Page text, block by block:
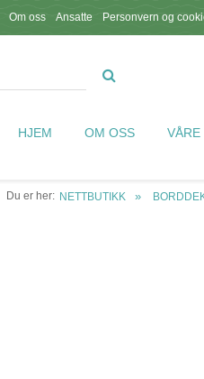
Om oss Ansatte Personvern og
HJEM OM OSS VÅRE
Du er her: NETTBUTIKK